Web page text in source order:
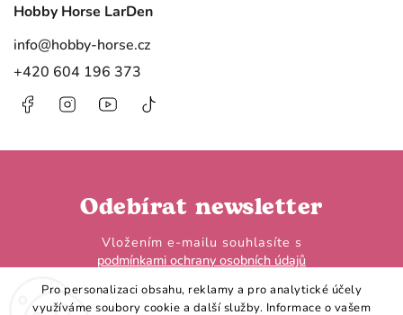
Pro personalizaci obsahu, reklamy a pro analytické účely
využíváme soubory cookie a další služby. Informace o vašem
Odebírat newsletter
Vložením e-mailu souhlasíte s
podmínkami ochrany osobních údajů
Hobby Horse LarDen
info@hobby-horse.cz
+420 604 196 373
FacebookInstagramhttps://www.youtube.com/